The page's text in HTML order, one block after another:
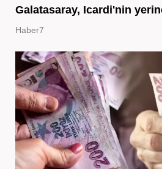
Galatasaray, Icardi'nin
Haber7